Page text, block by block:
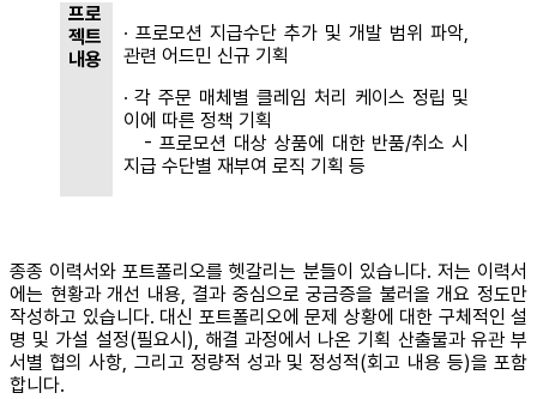
프로
젝트
내용
∙ 프로모션 지급수단 추가 및 개발 범위 파악,
관련 어드민 신규 기획
∙ 각 주문 매체별 클레임 처리 케이스 정립 및
이에 따른 정책 기획
- 프로모션 대상 상품에 대한 반품/취소 시
지급 수단별 재부여 로직 기획 등
종종 이력서와 포트폴리오를 헷갈리는 분들이 있습니다. 저는 이력서
에는 현황과 개선 내용, 결과 중심으로 궁금증을 불러올 개요 정도만
작성하고 있습니다. 대신 포트폴리오에 문제 상황에 대한 구체적인 설
명 및 가설 설정(필요시), 해결 과정에서 나온 기획 산출물과 유관 부
서별 협의 사항, 그리고 정량적 성과 및 정성적(회고 내용 등)을 포함
합니다.